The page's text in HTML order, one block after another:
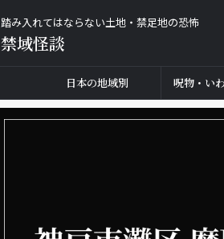
踏み入れてはならない土地・禁足地の恐怖
禁域怪談
日本の地域別 呪物・い